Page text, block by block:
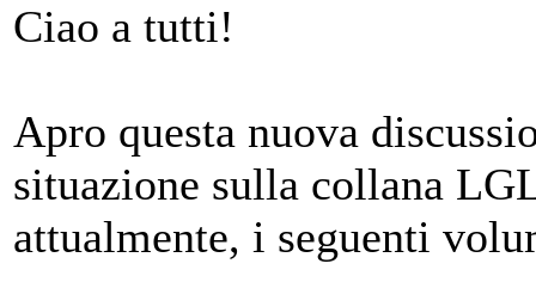
Ciao a tutti!
Apro questa nuova
situazione sulla collana
attualmente, i seguenti